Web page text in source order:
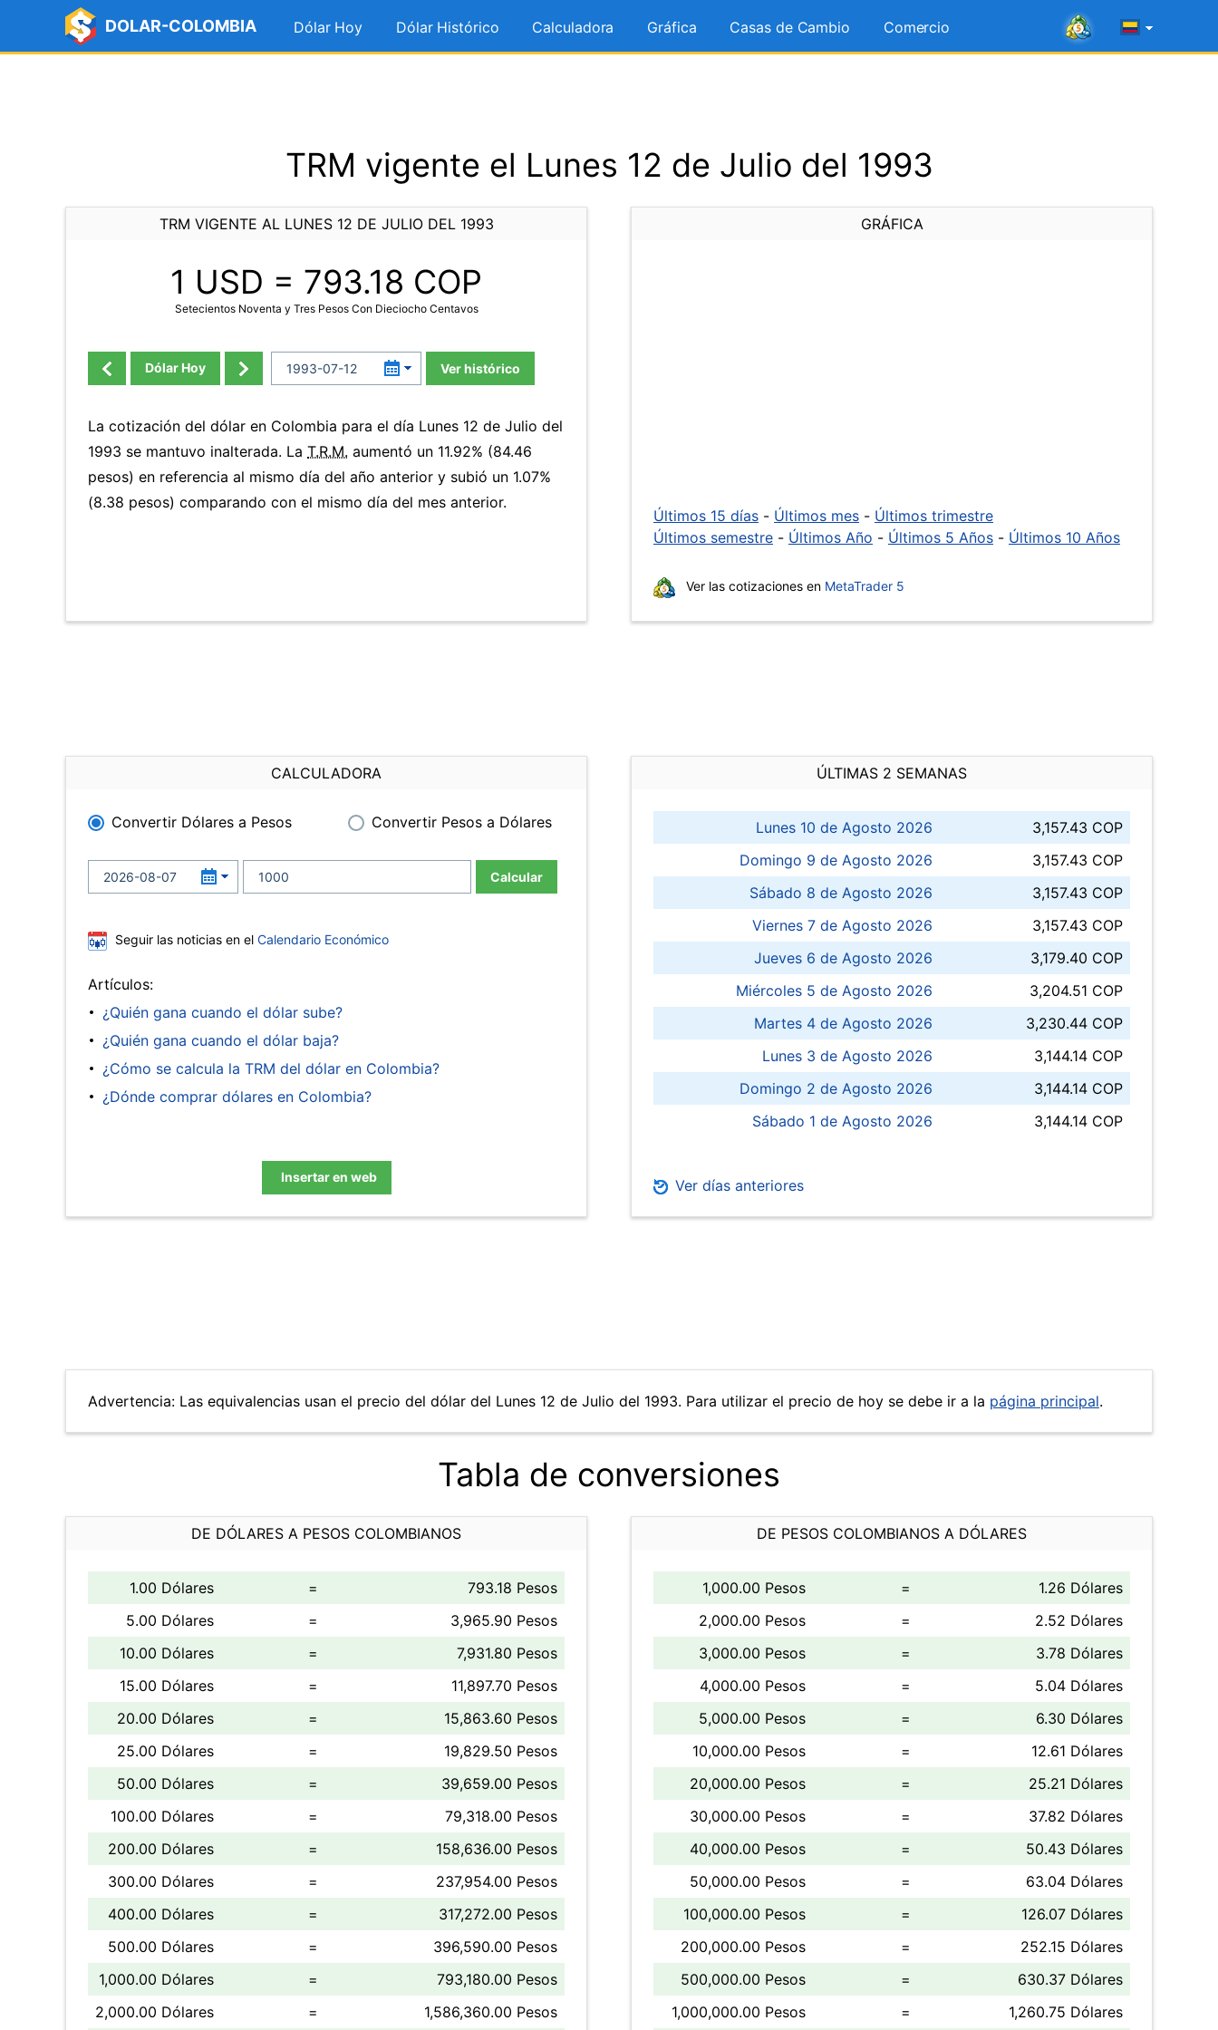
DOLAR-COLOMBIA Dólar Hoy Dólar Histórico Calculadora Gráfica Casas de Cambio Comercio
TRM vigente el Lunes 12 de Julio del 1993
TRM VIGENTE AL LUNES 12 DE JULIO DEL 1993
1 USD = 793.18 COP
Setecientos Noventa y Tres Pesos Con Dieciocho Centavos
Dólar Hoy Ver histórico
La cotización del dólar en Colombia para el día Lunes 12 de Julio del
1993 se mantuvo inalterada. La T.R.M. aumentó un 11.92% (84.46
pesos) en referencia al mismo día del año anterior y subió un 1.07%
(8.38 pesos) comparando con el mismo día del mes anterior.
GRÁFICA
Últimos 15 días - Últimos mes - Últimos trimestre
Últimos semestre - Últimos Año - Últimos 5 Años - Últimos 10 Años
Ver las cotizaciones en MetaTrader 5
CALCULADORA
Convertir Dólares a Pesos Convertir Pesos a Dólares
Calcular
Seguir las noticias en el Calendario Económico
Artículos:
¿Quién gana cuando el dólar sube?
¿Quién gana cuando el dólar baja?
¿Cómo se calcula la TRM del dólar en Colombia?
¿Dónde comprar dólares en Colombia?
Insertar en web
ÚLTIMAS 2 SEMANAS
Lunes 10 de Agosto 2026
3,157.43 COP
Domingo 9 de Agosto 2026
3,157.43 COP
Sábado 8 de Agosto 2026
3,157.43 COP
Viernes 7 de Agosto 2026
3,157.43 COP
Jueves 6 de Agosto 2026
3,179.40 COP
Miércoles 5 de Agosto 2026
3,204.51 COP
Martes 4 de Agosto 2026
3,230.44 COP
Lunes 3 de Agosto 2026
3,144.14 COP
Domingo 2 de Agosto 2026
3,144.14 COP
Sábado 1 de Agosto 2026
3,144.14 COP
Ver días anteriores
Advertencia: Las equivalencias usan el precio del dólar del Lunes 12 de Julio del 1993. Para utilizar el precio de hoy se debe ir a la página principal.
Tabla de conversiones
DE DÓLARES A PESOS COLOMBIANOS
1.00 Dólares =
793.18 Pesos
5.00 Dólares
=
3,965.90 Pesos
10.00 Dólares
=
7,931.80 Pesos
15.00 Dólares
=
11,897.70 Pesos
20.00 Dólares
=
15,863.60 Pesos
25.00 Dólares
=
19,829.50 Pesos
50.00 Dólares
=
39,659.00 Pesos
100.00 Dólares
=
79,318.00 Pesos
200.00 Dólares
=
158,636.00 Pesos
300.00 Dólares
=
237,954.00 Pesos
400.00 Dólares
=
317,272.00 Pesos
500.00 Dólares
=
396,590.00 Pesos
1,000.00 Dólares
=
793,180.00 Pesos
2,000.00 Dólares
= 1,586,360.00 Pesos
DE PESOS COLOMBIANOS A DÓLARES
1,000.00 Pesos =
1.26 Dólares
2,000.00 Pesos
=
2.52 Dólares
3,000.00 Pesos
=
3.78 Dólares
4,000.00 Pesos
=
5.04 Dólares
5,000.00 Pesos
=
6.30 Dólares
10,000.00 Pesos
=
12.61 Dólares
20,000.00 Pesos
=
25.21 Dólares
30,000.00 Pesos
=
37.82 Dólares
40,000.00 Pesos
=
50.43 Dólares
50,000.00 Pesos
=
63.04 Dólares
100,000.00 Pesos
=
126.07 Dólares
200,000.00 Pesos
=
252.15 Dólares
500,000.00 Pesos
=
630.37 Dólares
1,000,000.00 Pesos
= 1,260.75 Dólares